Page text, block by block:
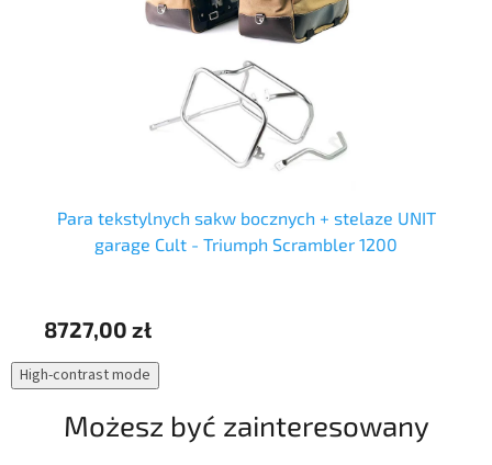
Para tekstylnych sakw bocznych + stelaze UNIT
garage Cult - Triumph Scrambler 1200
8727,00 zł
High-contrast mode
Możesz być zainteresowany